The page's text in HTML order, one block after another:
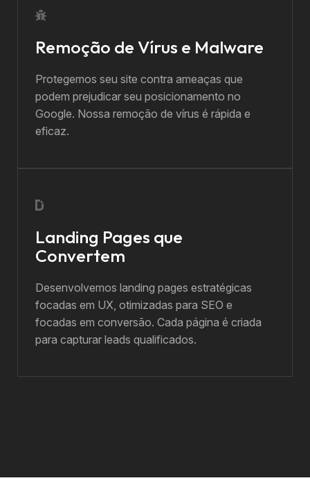
Remoção de Vírus e Malware
Protegemos seu site contra ameaças que
podem prejudicar seu posicionamento no
Google. Nossa remoção de vírus é rápida e
eficaz.
Landing Pages que
Convertem
Desenvolvemos landing pages estratégicas
focadas em UX, otimizadas para SEO e
focadas em conversão. Cada página é criada
para capturar leads qualificados.